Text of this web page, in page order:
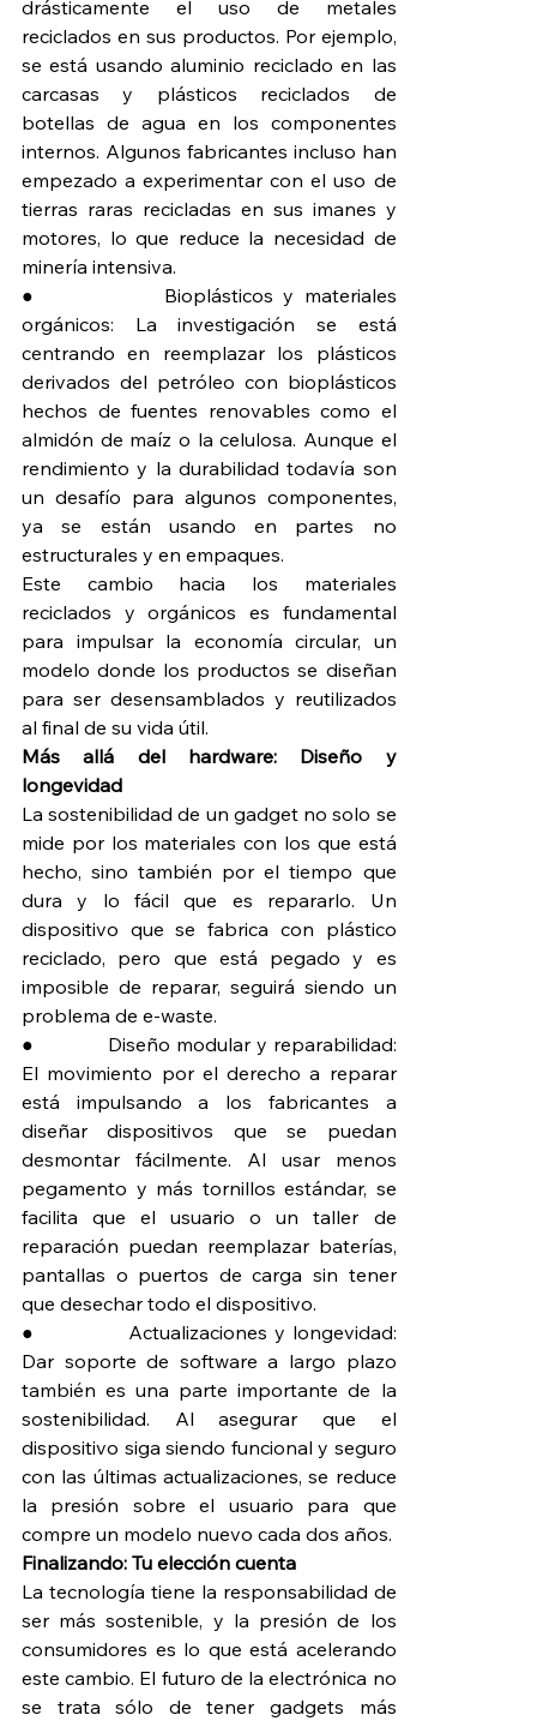
drásticamente el uso de metales
reciclados en sus productos. Por ejemplo,
se está usando aluminio reciclado en las
carcasas y plásticos reciclados de
botellas de agua en los componentes
internos. Algunos fabricantes incluso han
empezado a experimentar con el uso de
tierras raras recicladas en sus imanes y
motores, lo que reduce la necesidad de
minería intensiva.
●             Bioplásticos y materiales
orgánicos: La investigación se está
centrando en reemplazar los plásticos
derivados del petróleo con bioplásticos
hechos de fuentes renovables como el
almidón de maíz o la celulosa. Aunque el
rendimiento y la durabilidad todavía son
un desafío para algunos componentes,
ya se están usando en partes no
estructurales y en empaques.
Este cambio hacia los materiales
reciclados y orgánicos es fundamental
para impulsar la economía circular, un
modelo donde los productos se diseñan
para ser desensamblados y reutilizados
al final de su vida útil.
Más allá del hardware: Diseño y
longevidad
La sostenibilidad de un gadget no solo se
mide por los materiales con los que está
hecho, sino también por el tiempo que
dura y lo fácil que es repararlo. Un
dispositivo que se fabrica con plástico
reciclado, pero que está pegado y es
imposible de reparar, seguirá siendo un
problema de e-waste.
●             Diseño modular y reparabilidad:
El movimiento por el derecho a reparar
está impulsando a los fabricantes a
diseñar dispositivos que se puedan
desmontar fácilmente. Al usar menos
pegamento y más tornillos estándar, se
facilita que el usuario o un taller de
reparación puedan reemplazar baterías,
pantallas o puertos de carga sin tener
que desechar todo el dispositivo.
●             Actualizaciones y longevidad:
Dar soporte de software a largo plazo
también es una parte importante de la
sostenibilidad. Al asegurar que el
dispositivo siga siendo funcional y seguro
con las últimas actualizaciones, se reduce
la presión sobre el usuario para que
compre un modelo nuevo cada dos años.
Finalizando: Tu elección cuenta
La tecnología tiene la responsabilidad de
ser más sostenible, y la presión de los
consumidores es lo que está acelerando
este cambio. El futuro de la electrónica no
se trata sólo de tener gadgets más